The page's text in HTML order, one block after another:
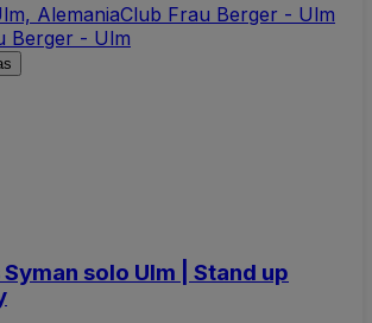
AlemaniaClub Frau Berger - Ulm
Berger - Ulm
Syman solo Ulm | Stand up